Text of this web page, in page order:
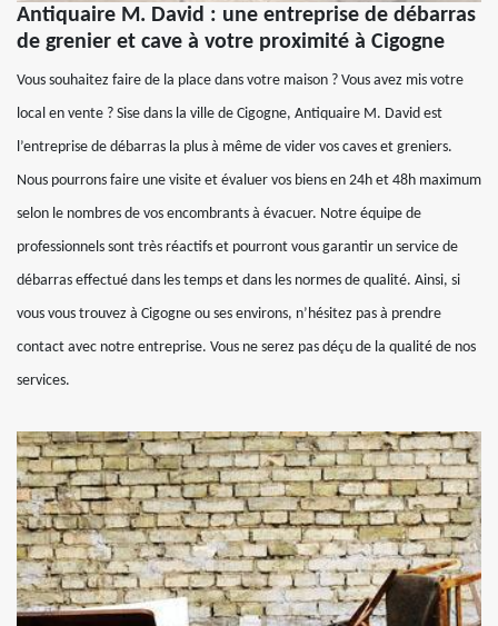
Antiquaire M. David : une entreprise de débarras
de grenier et cave à votre proximité à Cigogne
Vous souhaitez faire de la place dans votre maison ? Vous avez mis votre
local en vente ? Sise dans la ville de Cigogne, Antiquaire M. David est
l’entreprise de débarras la plus à même de vider vos caves et greniers.
Nous pourrons faire une visite et évaluer vos biens en 24h et 48h maximum
selon le nombres de vos encombrants à évacuer. Notre équipe de
professionnels sont très réactifs et pourront vous garantir un service de
débarras effectué dans les temps et dans les normes de qualité. Ainsi, si
vous vous trouvez à Cigogne ou ses environs, n’hésitez pas à prendre
contact avec notre entreprise. Vous ne serez pas déçu de la qualité de nos
services.